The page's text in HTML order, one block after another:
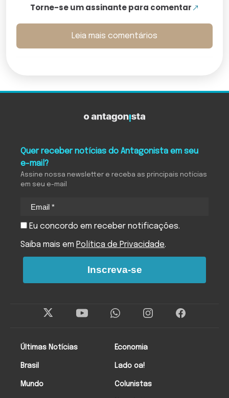
Torne-se um assinante para comentar
Leia mais comentários
Últimas Notícias
Brasil
Mundo
Economia
Lado oa!
Colunistas
Quer receber notícias do Antagonista em seu
e-mail?
Assine nossa newsletter e receba as principais notícias
em seu e-mail
Eu concordo em receber notificações.
Saiba mais em Política de Privacidade.
Inscreva-se